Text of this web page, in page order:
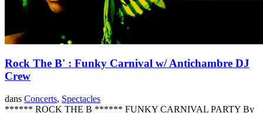
Rock The B' : Funky Carnival w/ Antichambre DJ
Crew
dans Concerts, Spectacles
****** ROCK THE B ****** FUNKY CARNIVAL PARTY By